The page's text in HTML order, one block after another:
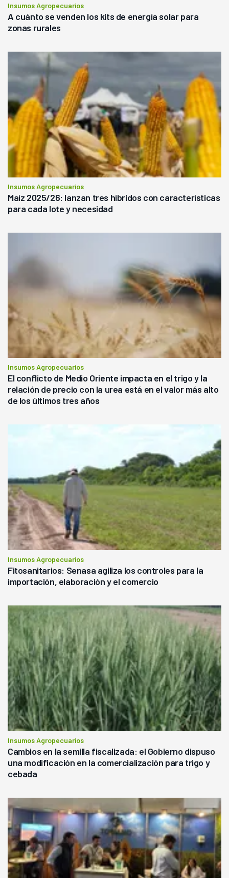
Insumos Agropecuarios
A cuánto se venden los kits de energía solar para
zonas rurales
Insumos Agropecuarios
Maíz 2025/26: lanzan tres híbridos con características
para cada lote y necesidad
Insumos Agropecuarios
El conflicto de Medio Oriente impacta en el trigo y la
relación de precio con la urea está en el valor más alto
de los últimos tres años
Insumos Agropecuarios
Fitosanitarios: Senasa agiliza los controles para la
importación, elaboración y el comercio
Insumos Agropecuarios
Cambios en la semilla fiscalizada: el Gobierno dispuso
una modificación en la comercialización para trigo y
cebada